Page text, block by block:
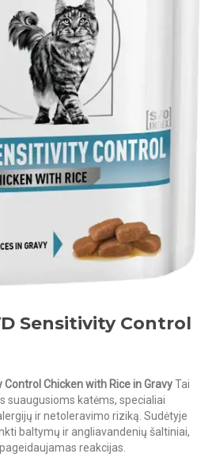
Sensitivity Control
Control Chicken with Rice in GravyTai
suaugusioms katėms, specialiai
ir netoleravimo riziką. Sudėtyje
baltymų ir angliavandenių šaltiniai,
reakcijas.